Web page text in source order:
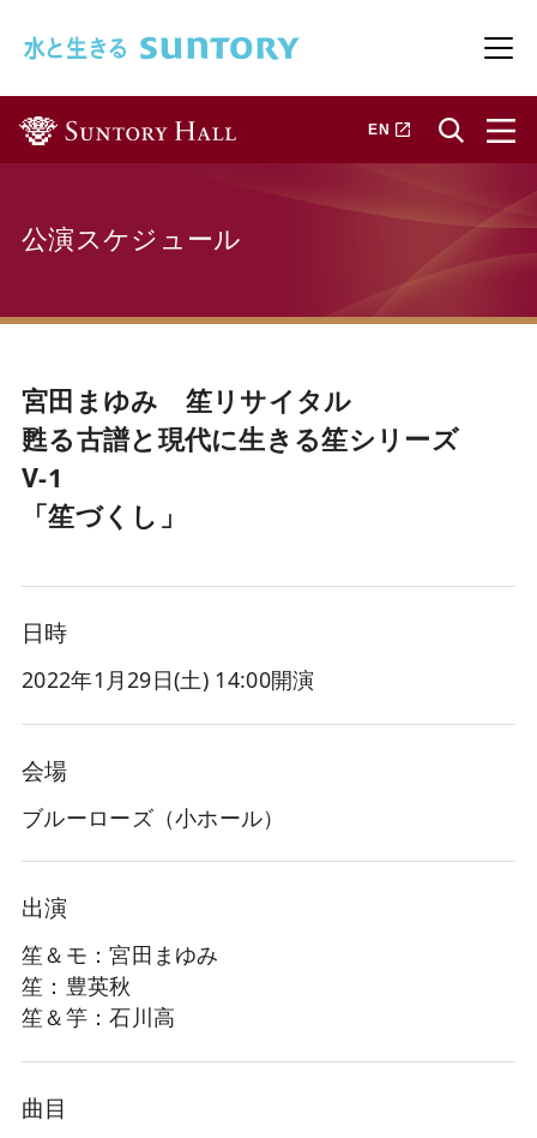
メ
EN 新しいタブで開きます
公演スケジュール
宮田まゆみ 笙リサイタル
甦る古譜と現代に生きる笙シリーズ
Ⅴ-1
「笙づくし」
日時
2022年1月29日(土) 14:00開演
会場
ブルーローズ（小ホール）
出演
笙＆モ：宮田まゆみ
笙：豊英秋
笙＆竽：石川高
曲目